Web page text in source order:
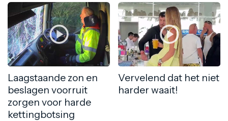
Laagstaande zon en
beslagen voorruit
zorgen voor harde
kettingbotsing
Vervelend dat het niet
harder waait!